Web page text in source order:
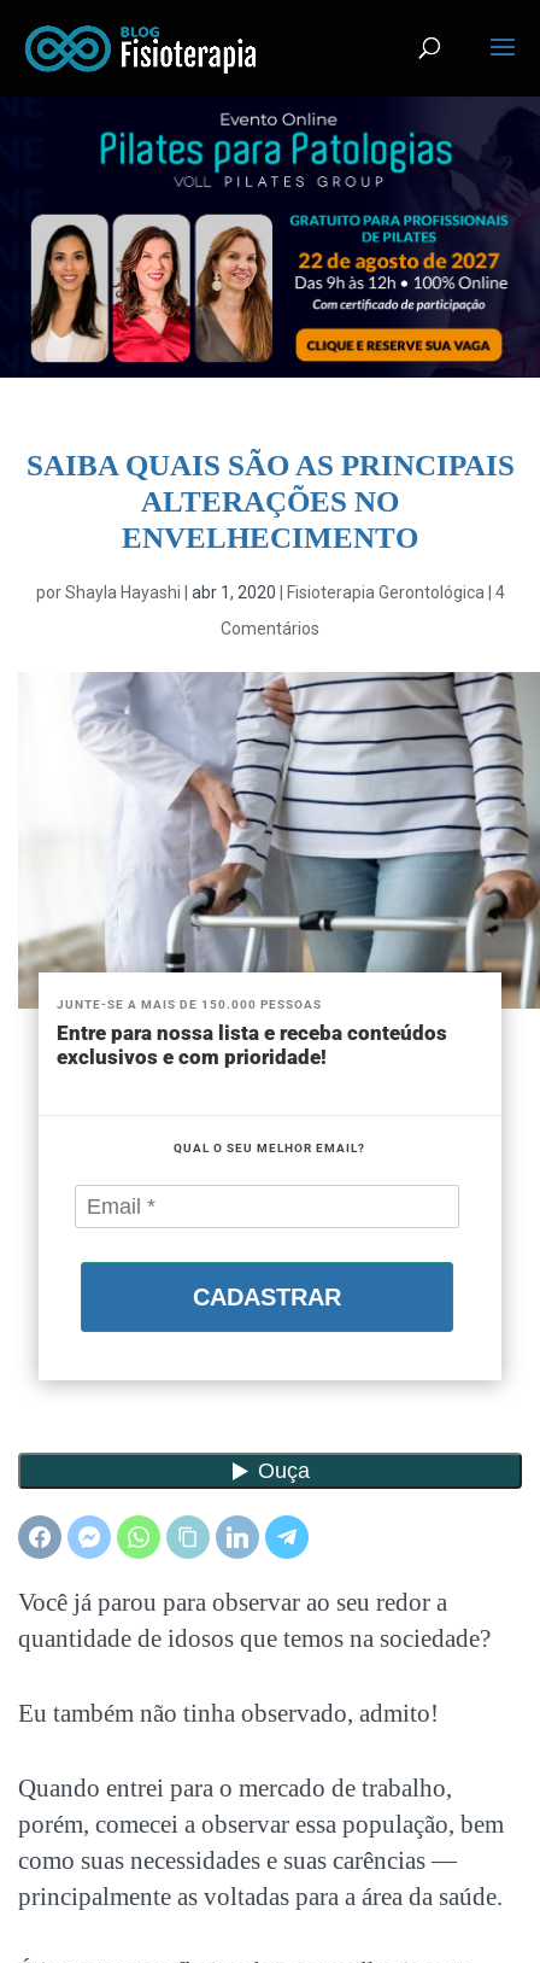
SAIBA QUAIS SÃO AS PRINCIPAIS
ALTERAÇÕES NO
ENVELHECIMENTO
porShayla Hayashi abr 1, 2020 Fisioterapia Gerontológica| 4
Comentários
JUNTE-SE A MAIS DE 150.000 PESSOAS
Entre para nossa lista e receba conteúdos
exclusivos e com prioridade!
QUAL O SEU MELHOR EMAIL?
CADASTRAR
Você já parou para observar ao seu redor a
quantidade de idosos que temos na sociedade?
Eu também não tinha observado, admito!
Quando entrei para o mercado de trabalho,
porém, comecei a observar essa população, bem
como suas necessidades e suas carências —
principalmente as voltadas para a área da saúde.